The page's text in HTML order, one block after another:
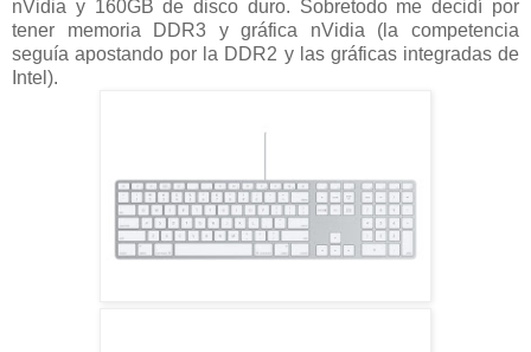
nVidia y 160GB de disco duro. Sobretodo me decidí por
tener memoria DDR3 y gráfica nVidia (la competencia
seguía apostando por la DDR2 y las gráficas integradas de
Intel).